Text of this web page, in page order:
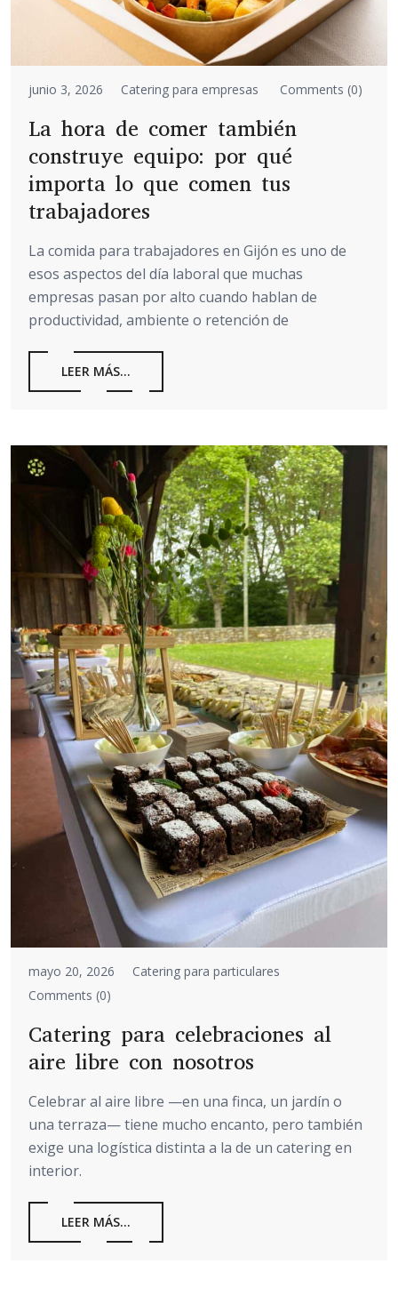
junio 3, 2026 Catering para empresas Comments (0)
La hora de comer también
construye equipo: por qué
importa lo que comen tus
trabajadores
La comida para trabajadores en Gijón es uno de
esos aspectos del día laboral que muchas
empresas pasan por alto cuando hablan de
productividad, ambiente o retención de
LEER MÁS...
mayo 20, 2026
Catering para particulares
Comments (0)
Catering para celebraciones al
aire libre con nosotros
Celebrar al aire libre —en una finca, un jardín o
una terraza— tiene mucho encanto, pero también
exige una logística distinta a la de un catering en
interior.
LEER MÁS...